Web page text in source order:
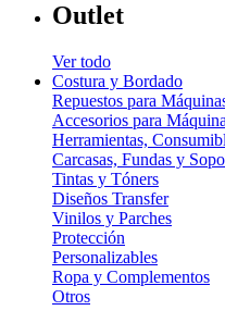
Outlet
Ver todo
Costura y Bordado
Repuestos para
Accesorios para
Herramientas,
Carcasas, Fundas y
Tintas y Tóners
Diseños Transfer
Vinilos y Parches
Protección
Personalizables
Ropa y Complementos
Otros